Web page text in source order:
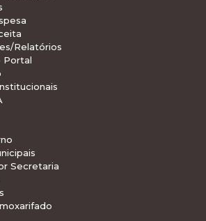
Relatórios
Portal
Secretaria